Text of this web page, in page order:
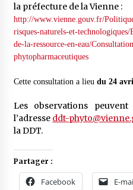
la préfecture de la Vienne :
http://www.vienne.gouv.fr/
risques-naturels-et-
de-la-ressource-en-eau/
phytopharmaceutiques
Cette consultation a lieu du 24
Les observations
l’adresse ddt-
la DDT.
Partager :
Facebook E-